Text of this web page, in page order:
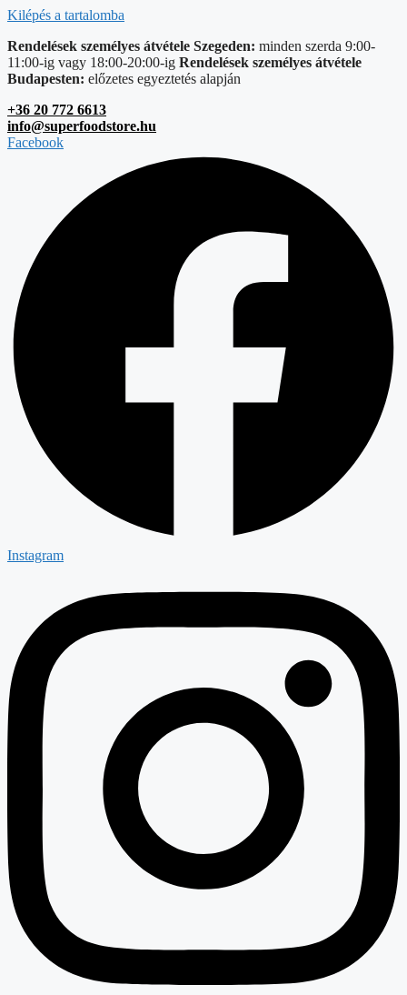
Kilépés a tartalomba
Rendelések személyes átvétele Szegeden: minden szerda 9:00-
11:00-ig vagy 18:00-20:00-ig Rendelések személyes átvétele
Budapesten: előzetes egyeztetés alapján
+36 20 772 6613
info@superfoodstore.hu
Facebook
Instagram